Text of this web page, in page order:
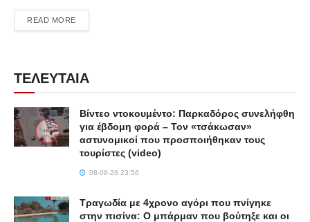
READ MOREDETAILS
ΤΕΛΕΥΤΑΙΑ
Βίντεο ντοκουμέντο: Παρκαδόρος συνελήφθη
για έβδομη φορά – Τον «τσάκωσαν»
αστυνομικοί που προσποιήθηκαν τους
τουρίστες (video)
08-08-26 23:56
Τραγωδία με 4χρονο αγόρι που πνίγηκε
στην πισίνα: O μπάρμαν που βούτηξε και οι